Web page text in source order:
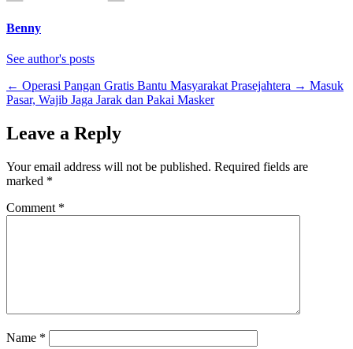
Benny
See author's posts
← Operasi Pangan Gratis Bantu Masyarakat Prasejahtera → Masuk
Pasar, Wajib Jaga Jarak dan Pakai Masker
Leave a Reply
Your email address will not be published. Required fields are
marked *
Comment *
Name *